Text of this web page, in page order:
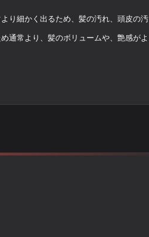
り細かく出るため、髪の汚れ、頭皮の汚
通常より、髪のボリュームや、艶感がよ